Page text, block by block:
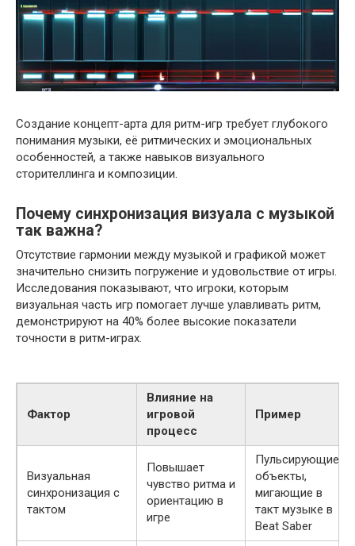
Создание концепт-арта для ритм-игр требует глубокого
понимания музыки, её ритмических и эмоциональных
особенностей, а также навыков визуального
сторителлинга и композиции.
Почему синхронизация визуала с музыкой
так важна?
Отсутствие гармонии между музыкой и графикой может
значительно снизить погружение и удовольствие от игры.
Исследования показывают, что игроки, которым
визуальная часть игр помогает лучше улавливать ритм,
демонстрируют на 40% более высокие показатели
точности в ритм-играх.
Фактор
Влияние на
игровой
процесс
Пример
Визуальная
синхронизация с
тактом
Повышает
чувство ритма и
ориентацию в
игре
Пульсирующие
объекты,
мигающие в
такт музыке в
Beat Saber